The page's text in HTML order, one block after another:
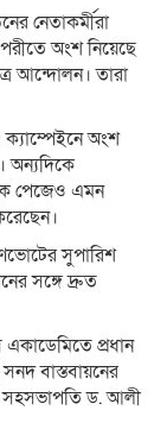
নেতাকর্মীরা
অংশ নিয়েছে
আন্দোলন। তারা
ক্যাম্পেইনে অংশ
অন্যদিকে
পেজেও এমন
সুপারিশ
সঙ্গে দ্রুত
প্রধান
বাস্তবায়নের
সহসভাপতি ড. আলী